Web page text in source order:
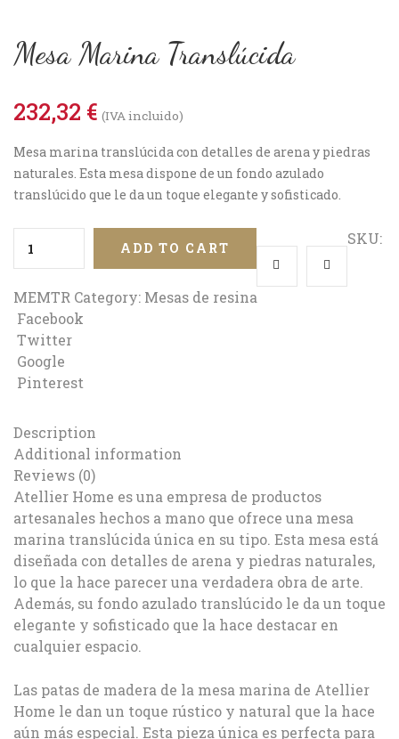
Mesa Marina Translúcida
232,32 € (IVA incluido)
Mesa marina translúcida con detalles de arena y piedras
naturales. Esta mesa dispone de un fondo azulado
translúcido que le da un toque elegante y sofisticado.
ADD TO CART
SKU:
MEMTR Category: Mesas de resina
Facebook
Twitter
Google
Pinterest
Description
Additional information
Reviews (0)
Atellier Home es una empresa de productos
artesanales hechos a mano que ofrece una mesa
marina translúcida única en su tipo. Esta mesa está
diseñada con detalles de arena y piedras naturales,
lo que la hace parecer una verdadera obra de arte.
Además, su fondo azulado translúcido le da un toque
elegante y sofisticado que la hace destacar en
cualquier espacio.
Las patas de madera de la mesa marina de Atellier
Home le dan un toque rústico y natural que la hace
aún más especial. Esta pieza única es perfecta para